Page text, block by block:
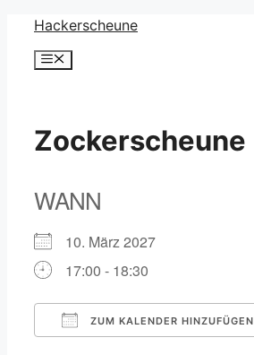
Zum
Inhalt
springen
Hackerscheune
Menü
Zockerscheune
WANN
10. März 2027
17:00 - 18:30
ZUM KALENDER HINZUFÜGEN